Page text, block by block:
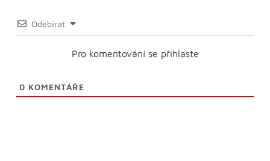
Odebírat
Pro komentování se přihlaste
0 KOMENTÁŘE